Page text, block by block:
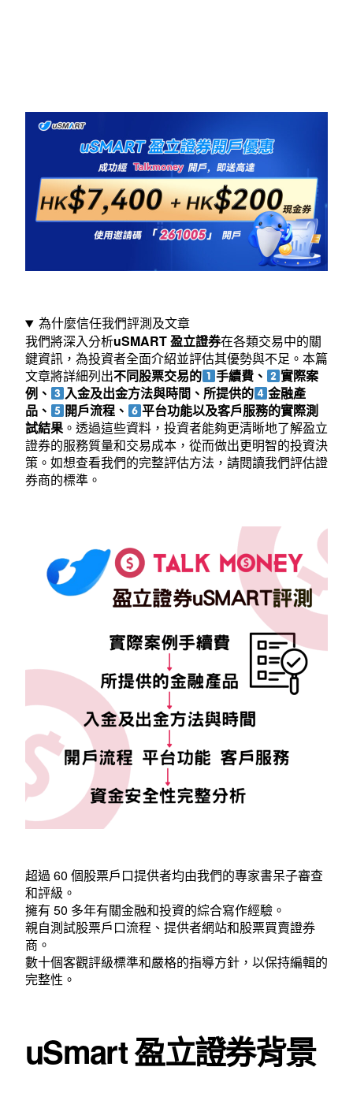
用？
收
費、
背
景
及
AI
功
能
全
中
為什麼信任我們評測及文章
我們將深入分析uSMART盈立證券在各類交易中的關
鍵資訊，為投資者全面介紹並評估其優勢與不足。本篇
文章將詳細列出不同股票交易的 手續費、
實際案
例、
入金及出金方法與時間、所提供的
金融產
品、
開戶流程、
平台功能以及客戶服務的實際測
試結果。透過這些資料，投資者能夠更清晰地了解盈立
證券的服務質量和交易成本，從而做出更明智的投資決
策。如想查看我們的完整評估方法， 請閱讀我們評估證
券商的標準 。
超過 60 個股票戶口提供者均由我們的專家書呆子審查
和評級。
擁有 50 多年有關金融和投資的綜合寫作經驗。
親自測試股票戶口流程、提供者網站和股票買賣證券
商。
數十個客觀評級標準和嚴格的指導方針，以保持編輯的
完整性。
uSmart 盈立證券背景